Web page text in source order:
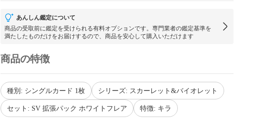
あんしん鑑定について
商品の受取前に鑑定を受けられる有料オプションです。専門業者の鑑定基準を
満たしたものだけをお届けするので、商品を安心して購入いただけます
商品の特徴
種別: シングルカード 1枚 シリーズ: スカーレット&バイオレット
セット: SV 拡張パック ホワイトフレア 特徴: キラ